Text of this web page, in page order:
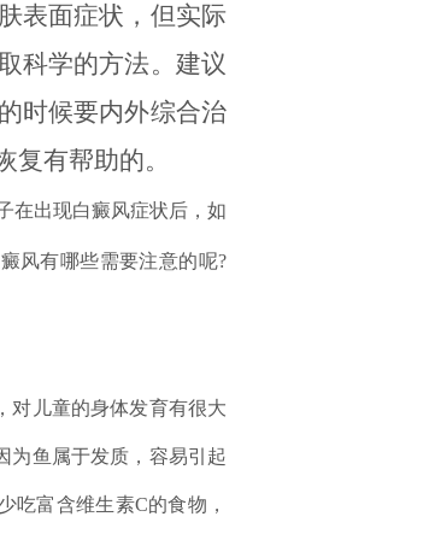
表面症状，但实际
科学的方法。建议
时候要内外综合治
有帮助的。
出现白癜风症状后，如
风有哪些需要注意的呢?
儿童的身体发育有很大
为鱼属于发质，容易引起
吃富含维生素C的食物，